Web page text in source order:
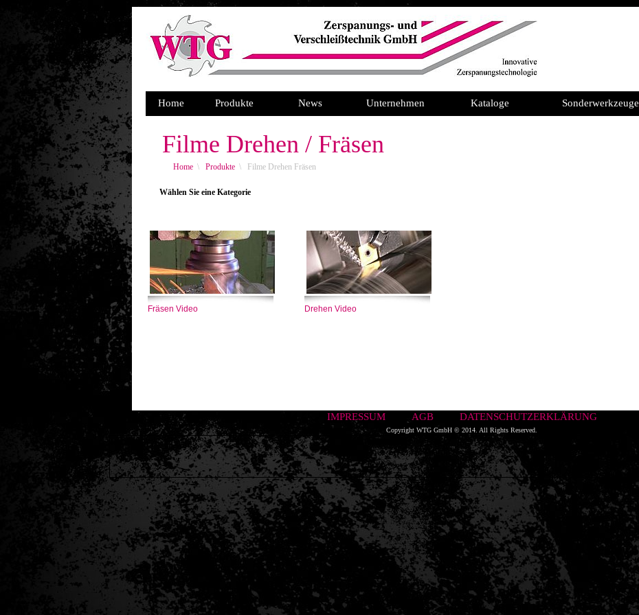
Home Produkte News Unternehmen Kataloge Sonderwerkzeuge
Filme Drehen / Fräsen
Home \ Produkte \ Filme Drehen Fräsen
Wählen Sie eine Kategorie
Fräsen Video Drehen Video
IMPRESSUM AGB DATENSCHUTZERKLÄRUNG
Copyright WTG GmbH © 2014. All Rights Reserved.